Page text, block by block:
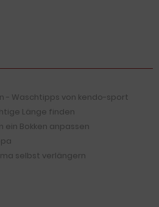
- Waschtipps von kendo-sport
Länge finden
ein Bokken anpassen
selbst verlängern